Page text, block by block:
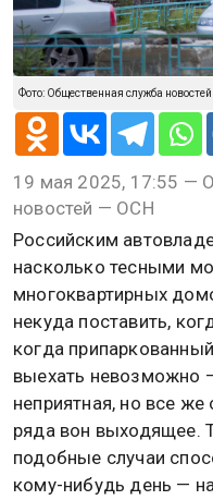
Фото: Общественная служба новостей
19 мая 2025, 17:55 —
новостей — ОСН
Российским
насколько тесными
многоквартирных
некуда поставить,
когда
выехать невозможно
неприятная, но все
ряда вон выходящее.
подобные случаи
кому-нибудь день —